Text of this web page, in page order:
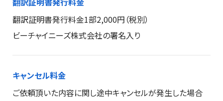
翻訳証明書発行料金1部2,000円（税別）
ビーチャイニーズ株式会社の署名入り
キャンセル料金
ご依頼頂いた内容に関し途中キャンセルが発生した場合